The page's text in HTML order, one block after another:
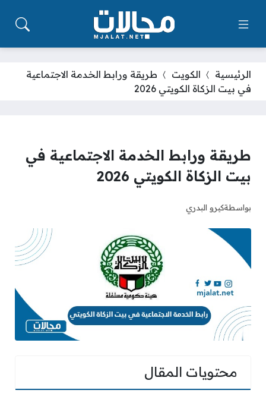
الرئيسية الكويت
طريقة ورابط الخدمة الاجتماعية
في بيت الزكاة الكويتي 2026
طريقة ورابط الخدمة الاجتماعية في
بيت الزكاة الكويتي 2026
بواسطةكيرو البدري
محتويات المقال